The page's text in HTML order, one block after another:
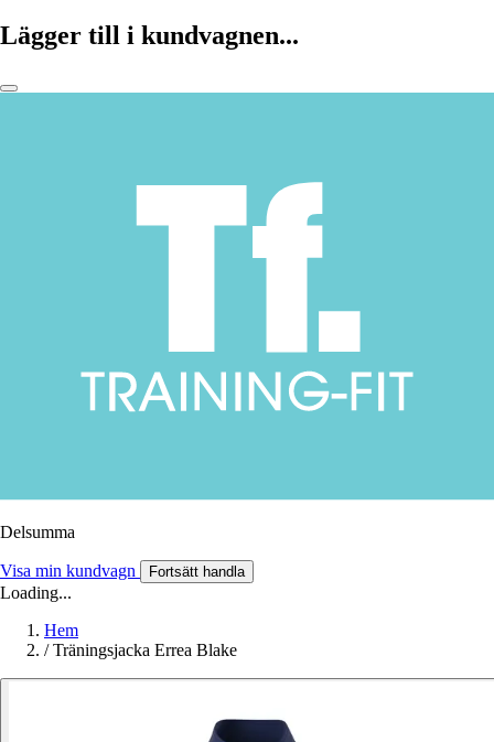
Lägger till i kundvagnen...
Delsumma
Visa min kundvagn Fortsätt handla
Loading...
Hem
/ Träningsjacka Errea Blake